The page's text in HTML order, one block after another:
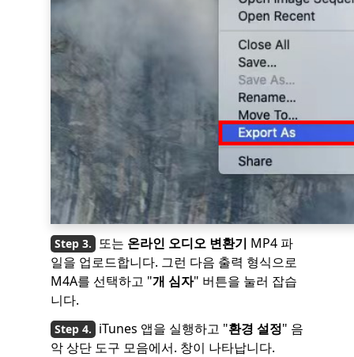
또는 온라인 오디오 변환기 MP4 파
일을 업로드합니다. 그런 다음 출력 형식으로
M4A를 선택하고 "개 심자" 버튼을 눌러 잡습
니다.
iTunes 앱을 실행하고 "환경 설정" 음
악 상단 도구 모음에서. 창이 나타납니다.